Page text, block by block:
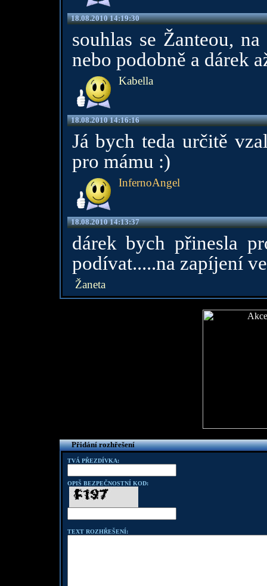
18.08.2010 14:19:30
souhlas se Žanteou,
nebo podobně a dárek
Kabella
18.08.2010 14:16:16
Já bych teda určitě
pro mámu :)
InfernoAngel
18.08.2010 14:13:37
dárek bych přinesla
podívat.....na zapíjení
Žaneta
Přidání rozhřešení
TVÁ PŘEZDÍVKA:
OPIŠ BEZPEČNOSTNÍ KOD:
TEXT ROZHŘEŠENÍ: